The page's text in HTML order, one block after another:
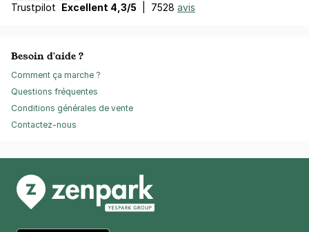
Trustpilot Excellent 4,3/5 7528 avis
Besoin d'aide ?
Comment ça marche ?
Questions fréquentes
Conditions générales de vente
Contactez-nous